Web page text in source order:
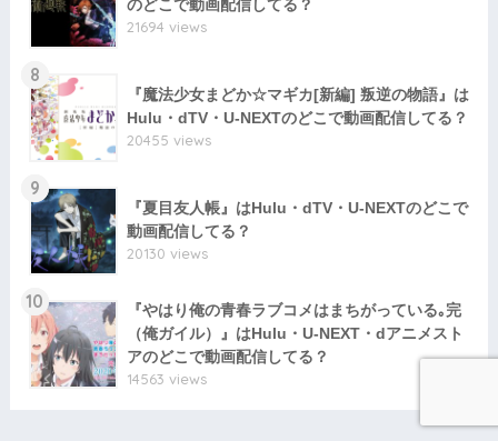
のどこで動画配信してる？
21694 views
8
『魔法少女まどか☆マギカ[新編] 叛逆の物語』は
Hulu・dTV・U-NEXTのどこで動画配信してる？
20455 views
9
『夏目友人帳』はHulu・dTV・U-NEXTのどこで
動画配信してる？
20130 views
10
『やはり俺の青春ラブコメはまちがっている｡完
（俺ガイル）』はHulu・U-NEXT・dアニメスト
アのどこで動画配信してる？
14563 views